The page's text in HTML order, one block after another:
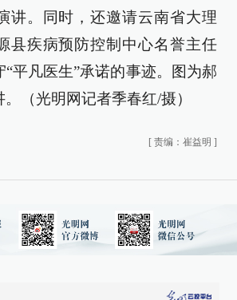
讲。同时，还邀请云南省大理
县疾病预防控制中心名誉主任
平凡医生”承诺的事迹。图为郝
（光明网记者季春红/摄）
[ 责编：崔益明 ]